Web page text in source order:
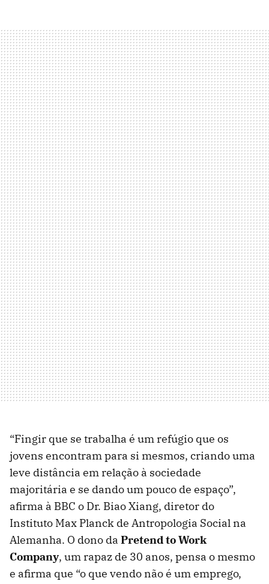
“Fingir que se trabalha é um refúgio que os
jovens encontram para si mesmos, criando uma
leve distância em relação à sociedade
majoritária e se dando um pouco de espaço”,
afirma à BBC o Dr. Biao Xiang, diretor do
Instituto Max Planck de Antropologia Social na
Alemanha. O dono da Pretend to Work
Company, um rapaz de 30 anos, pensa o mesmo
e afirma que “o que vendo não é um emprego,